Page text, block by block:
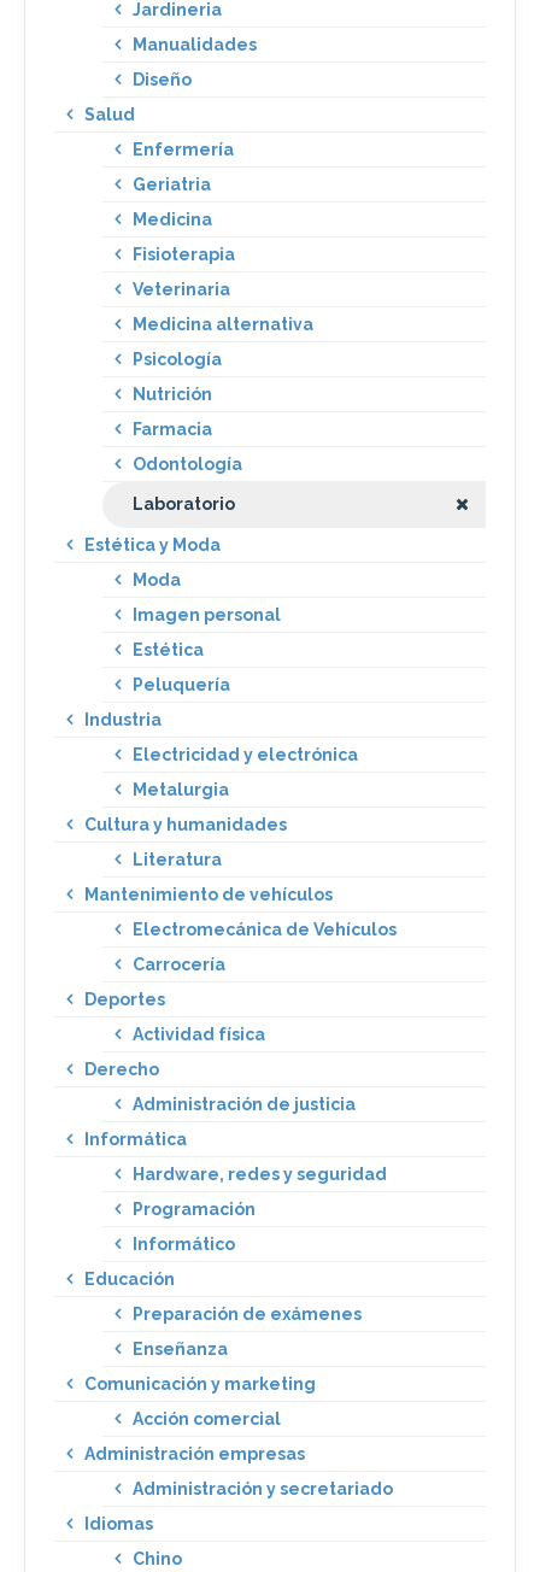
Jardineria
Manualidades
Diseño
Salud
Enfermería
Geriatria
Medicina
Fisioterapia
Veterinaria
Medicina alternativa
Psicología
Nutrición
Farmacia
Odontología
Laboratorio
Estética y Moda
Moda
Imagen personal
Estética
Peluquería
Industria
Electricidad y electrónica
Metalurgia
Cultura y humanidades
Literatura
Mantenimiento de vehículos
Electromecánica de Vehículos
Carrocería
Deportes
Actividad física
Derecho
Administración de justicia
Informática
Hardware, redes y seguridad
Programación
Informático
Educación
Preparación de exámenes
Enseñanza
Comunicación y marketing
Acción comercial
Administración empresas
Administración y secretariado
Idiomas
Chino